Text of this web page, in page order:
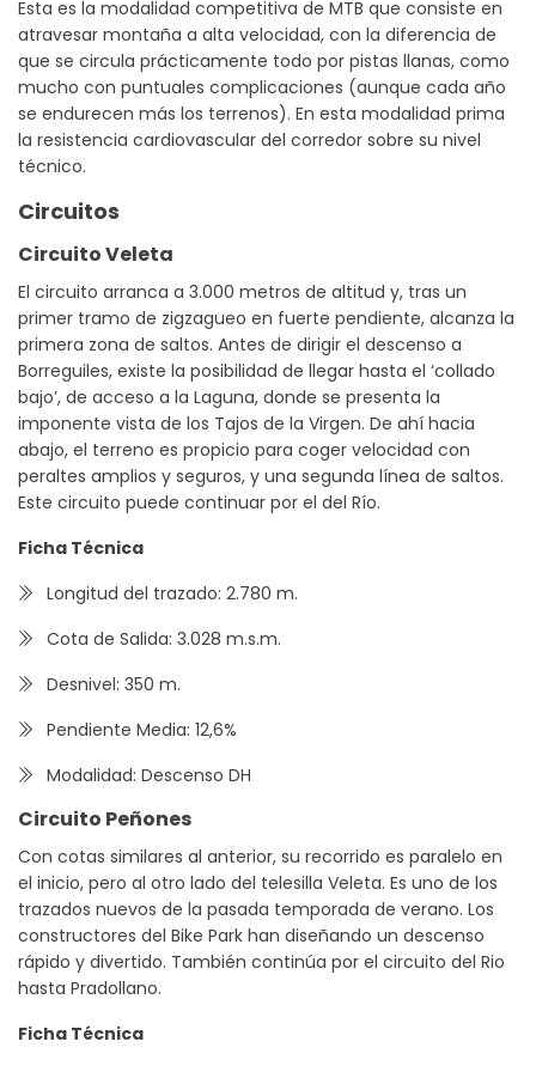
Esta es la modalidad competitiva de MTB que consiste en
atravesar montaña a alta velocidad, con la diferencia de
que se circula prácticamente todo por pistas llanas, como
mucho con puntuales complicaciones (aunque cada año
se endurecen más los terrenos). En esta modalidad prima
la resistencia cardiovascular del corredor sobre su nivel
técnico.
Circuitos
Circuito Veleta
El circuito arranca a 3.000 metros de altitud y, tras un
primer tramo de zigzagueo en fuerte pendiente, alcanza la
primera zona de saltos. Antes de dirigir el descenso a
Borreguiles, existe la posibilidad de llegar hasta el ‘collado
bajo’, de acceso a la Laguna, donde se presenta la
imponente vista de los Tajos de la Virgen. De ahí hacia
abajo, el terreno es propicio para coger velocidad con
peraltes amplios y seguros, y una segunda línea de saltos.
Este circuito puede continuar por el del Río.
Ficha Técnica
Longitud del trazado: 2.780 m.
Cota de Salida: 3.028 m.s.m.
Desnivel: 350 m.
Pendiente Media: 12,6%
Modalidad: Descenso DH
Circuito Peñones
Con cotas similares al anterior, su recorrido es paralelo en
el inicio, pero al otro lado del telesilla Veleta. Es uno de los
trazados nuevos de la pasada temporada de verano. Los
constructores del Bike Park han diseñando un descenso
rápido y divertido. También continúa por el circuito del Rio
hasta Pradollano.
Ficha Técnica